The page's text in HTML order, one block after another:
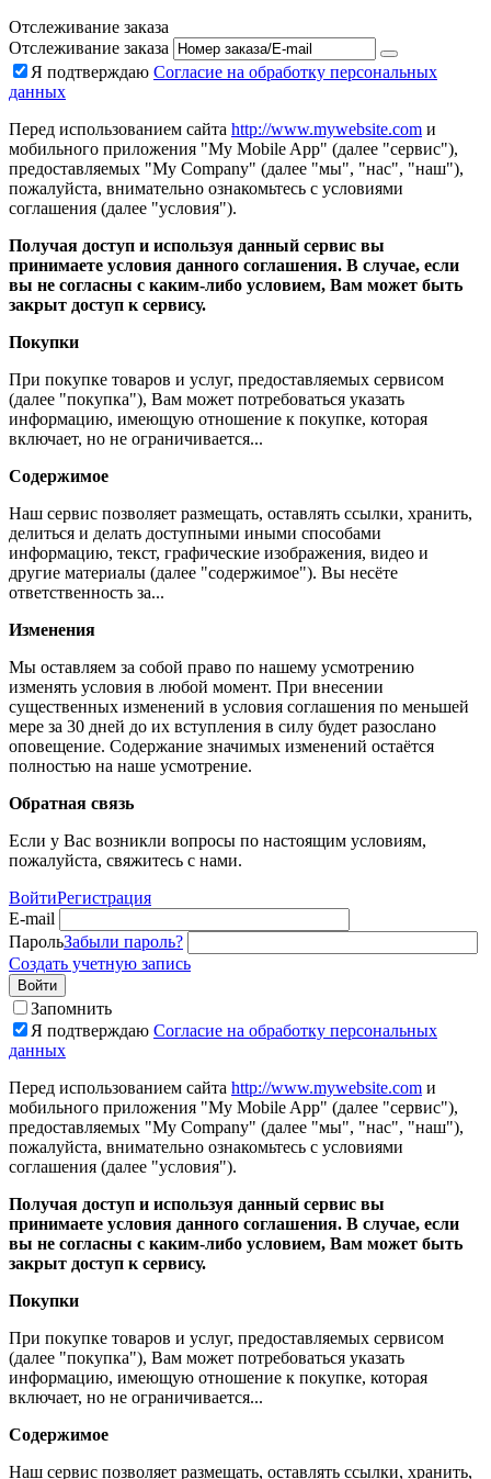
Отслеживание заказа
Отслеживание заказа
Я подтверждаю Согласие на обработку персональных
данных
Перед использованием сайта http://www.mywebsite.com и
мобильного приложения "My Mobile App" (далее "сервис"),
предоставляемых "My Company" (далее "мы", "нас", "наш"),
пожалуйста, внимательно ознакомьтесь с условиями
соглашения (далее "условия").
Получая доступ и используя данный сервис вы
принимаете условия данного соглашения. В случае, если
вы не согласны с каким-либо условием, Вам может быть
закрыт доступ к сервису.
Покупки
При покупке товаров и услуг, предоставляемых сервисом
(далее "покупка"), Вам может потребоваться указать
информацию, имеющую отношение к покупке, которая
включает, но не ограничивается...
Содержимое
Наш сервис позволяет размещать, оставлять ссылки, хранить,
делиться и делать доступными иными способами
информацию, текст, графические изображения, видео и
другие материалы (далее "содержимое"). Вы несёте
ответственность за...
Изменения
Мы оставляем за собой право по нашему усмотрению
изменять условия в любой момент. При внесении
существенных изменений в условия соглашения по меньшей
мере за 30 дней до их вступления в силу будет разослано
оповещение. Содержание значимых изменений остаётся
полностью на наше усмотрение.
Обратная связь
Если у Вас возникли вопросы по настоящим условиям,
пожалуйста, свяжитесь с нами.
ВойтиРегистрация
E-mail
ПарольЗабыли пароль?
Создать учетную запись
Войти
Запомнить
Я подтверждаю Согласие на обработку персональных
данных
Перед использованием сайта http://www.mywebsite.com и
мобильного приложения "My Mobile App" (далее "сервис"),
предоставляемых "My Company" (далее "мы", "нас", "наш"),
пожалуйста, внимательно ознакомьтесь с условиями
соглашения (далее "условия").
Получая доступ и используя данный сервис вы
принимаете условия данного соглашения. В случае, если
вы не согласны с каким-либо условием, Вам может быть
закрыт доступ к сервису.
Покупки
При покупке товаров и услуг, предоставляемых сервисом
(далее "покупка"), Вам может потребоваться указать
информацию, имеющую отношение к покупке, которая
включает, но не ограничивается...
Содержимое
Наш сервис позволяет размещать, оставлять ссылки, хранить,